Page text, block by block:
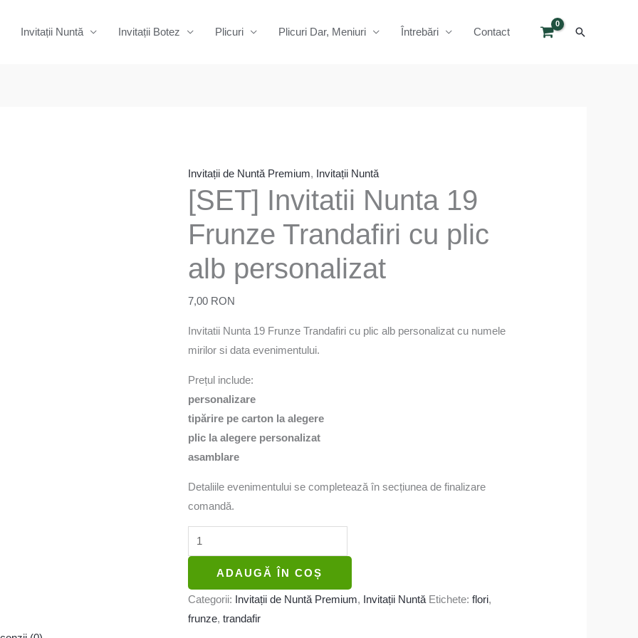
Invitații Nuntă Invitații Botez Plicuri Plicuri Dar, Meniuri Întrebări Contact Search
Invitații de Nuntă Premium, Invitații Nuntă
[SET] Invitatii Nunta 19
Frunze Trandafiri cu plic
alb personalizat
7,00 RON
Invitatii Nunta 19 Frunze Trandafiri cu plic alb personalizat cu numele
mirilor si data evenimentului.
Prețul include:
personalizare
tipărire pe carton la alegere
plic la alegere personalizat
asamblare
Detaliile evenimentului se completează în secțiunea de finalizare
comandă.
Nunta
19
Frunze
Trandafiri
plic
personalizat
ADAUGĂ ÎN COȘ
Categorii: Invitații de Nuntă Premium, Invitații Nuntă Etichete: flori,
frunze, trandafir